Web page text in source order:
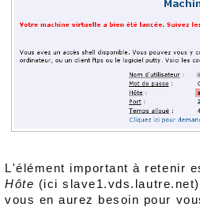
L'élément important à retenir
Hôte (ici
vous en aurez besoin pour